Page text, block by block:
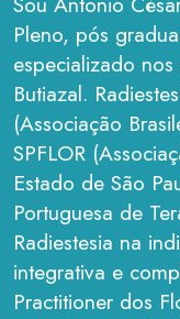
Pleno, pós
especializado
Butiazal.
(Associação
SPFLOR
Estado de São
Portuguesa de
Radiestesia na
integrativa e
Practitioner dos